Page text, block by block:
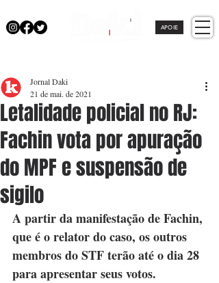
APOIE
Letalidade policial no RJ:
Fachin vota por apuração
do MPF e suspensão de
sigilo
Jornal Daki
21 de mai. de 2021
A partir da manifestação de Fachin,
que é o relator do caso, os outros
membros do STF terão até o dia 28
para apresentar seus votos.